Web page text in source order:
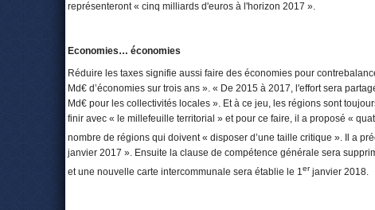
représenteront « cinq milliards d'euros à l'horizon 2017 ».
Economies… économies
Réduire les taxes signifie aussi faire des économies pour
Md€ d’économies sur trois ans ». « De 2015 à 2017, l'effort sera
Md€ pour les collectivités locales ». Et à ce jeu, les régions sont
finir avec « le millefeuille territorial » et pour ce faire, il a proposé «
nombre de régions qui doivent « disposer d’une taille critique ». Il a
janvier 2017 ». Ensuite la clause de compétence générale sera
et une nouvelle carte intercommunale sera établie le 1er janvier 2018.